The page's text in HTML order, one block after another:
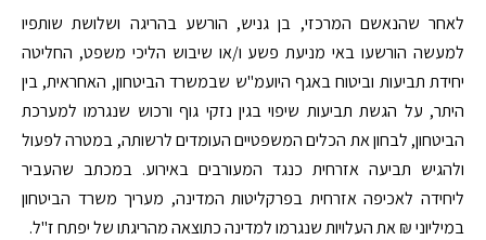
לאחר שהנאשם המרכזי, בן גניש, הורשע בהריגה ושלושת שותפיו
למעשה הורשעו באי מניעת פשע ו/או שיבוש הליכי משפט, החליטה
יחידת תביעות וביטוח באגף היועמ"ש שבמשרד הביטחון, האחראית, בין
היתר, על הגשת תביעות שיפוי בגין נזקי גוף ורכוש שנגרמו למערכת
הביטחון, לבחון את הכלים המשפטיים העומדים לרשותה, במטרה לפעול
ולהגיש תביעה אזרחית כנגד המעורבים באירוע. במכתב שהעביר
ליחידה לאכיפה אזרחית בפרקליטות המדינה, מעריך משרד הביטחון
במיליוני ₪ את העלויות שנגרמו למדינה כתוצאה מהריגתו של יפתח ז"ל.